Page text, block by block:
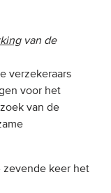
van de
verzekeraars
voor het
van de
zevende keer het